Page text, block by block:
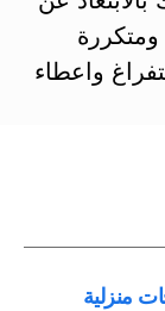
ومتكررة
واعطاء